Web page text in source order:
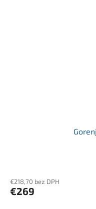
€218,70 bez DPH
€269